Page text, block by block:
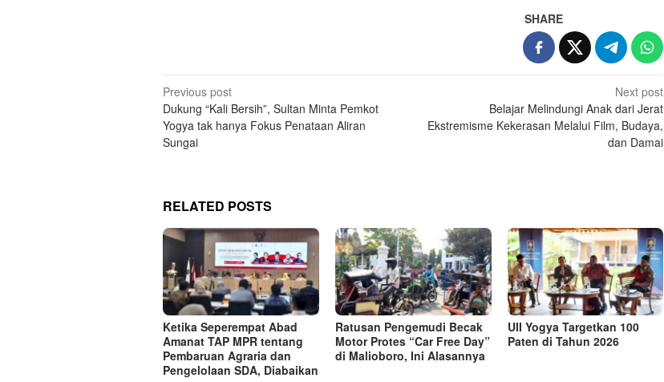
SHARE
Post
navigation
Previous post
Dukung “Kali Bersih”, Sultan Minta Pemkot
Yogya tak hanya Fokus Penataan Aliran
Sungai
Next post
Belajar Melindungi Anak dari Jerat
Ekstremisme Kekerasan Melalui Film, Budaya,
dan Damai
RELATED POSTS
Ketika Seperempat Abad
Amanat TAP MPR tentang
Pembaruan Agraria dan
Pengelolaan SDA, Diabaikan
Ratusan Pengemudi Becak
Motor Protes “Car Free Day”
di Malioboro, Ini Alasannya
UII Yogya Targetkan 100
Paten di Tahun 2026